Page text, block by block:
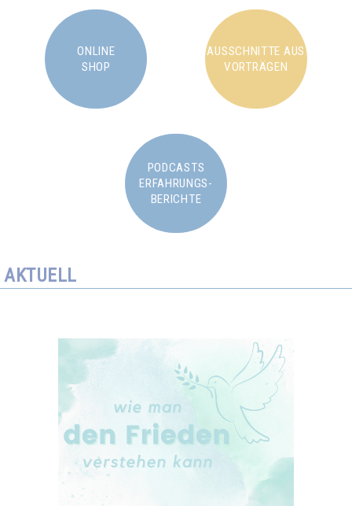
ONLINE
SHOP
AUSSCHNITTE AUS
VORTRÄGEN
PODCASTS
ERFAHRUNGS-
BERICHTE
AKTUELL